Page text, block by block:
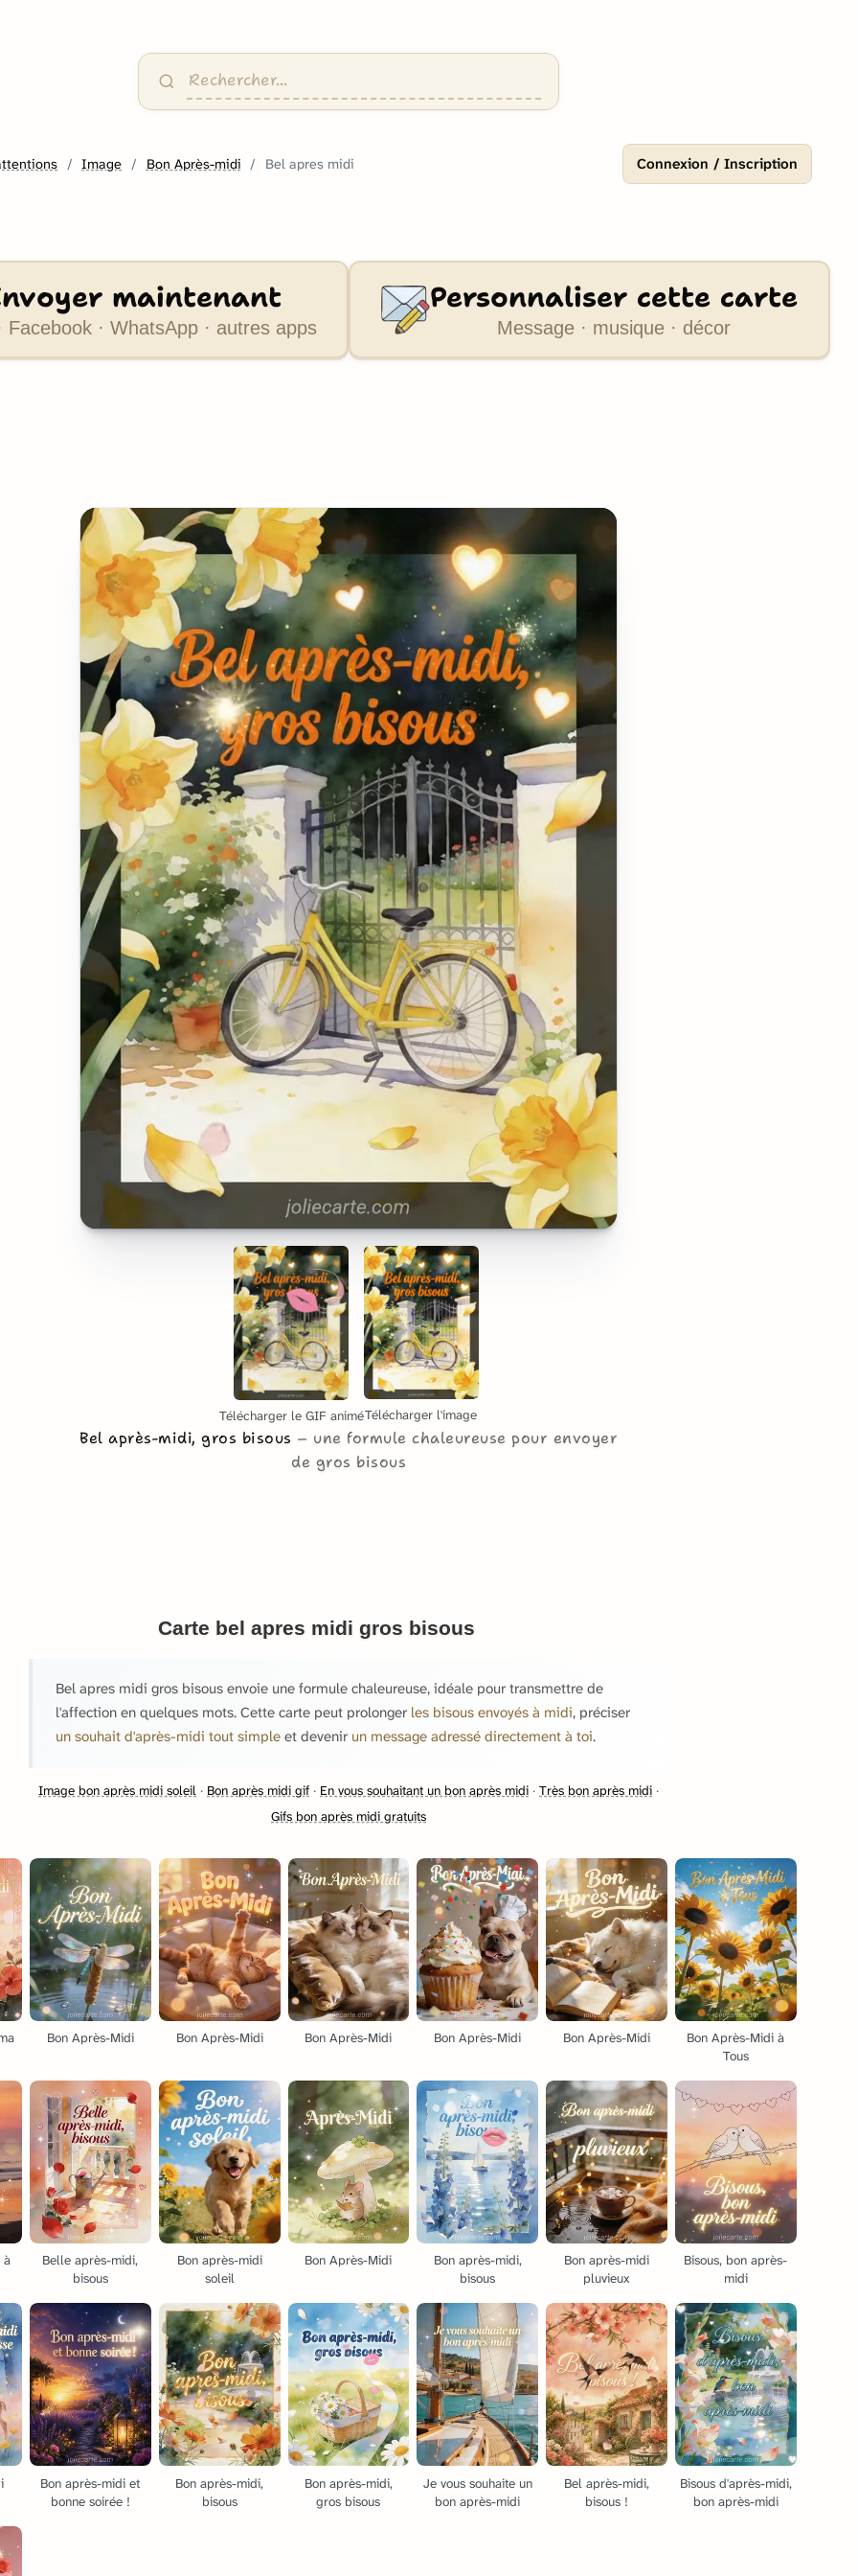
Image Bon Après-midi Bel apres midi Connexion / Inscription
maintenant
Facebook · WhatsApp · autres apps
Personnaliser cette carte
Message · musique · décor
Télécharger le GIF animéTélécharger l'image
Bel après-midi, gros bisous
une formule chaleureuse pour envoyer
de gros bisous
Carte bel apres midi gros bisous
Bel apres midi gros bisous envoie une formule chaleureuse, idéale pour transmettre de
l'affection en quelques mots. Cette carte peut prolonger les bisous envoyés à midi, préciser
un souhait d'après-midi tout simple et devenir un message adressé directement à toi.
Image bon après midi soleil · Bon après midi gif · En vous souhaitant un bon après midi · Très bon après midi ·
Gifs bon après midi gratuits
Bon Après-Midi Bon Après-Midi Bon Après-Midi Bon Après-Midi Bon Après-Midi
Bon Après-Midi à
Tous
à
Belle après-midi,
bisous
Bon après-midi
soleil
Bon Après-Midi
Bon après-midi,
bisous
Bon après-midi
pluvieux
Bisous, bon après-
midi
Bon après-midi et
bonne soirée !
Bon après-midi,
bisous
Bon après-midi,
gros bisous
Je vous souhaite un
bon après-midi
Bel après-midi,
bisous !
Bisous d'après-midi,
bon après-midi